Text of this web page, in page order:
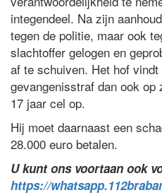
integendeel. Na zijn
tegen de politie, maar ook
slachtoffer gelogen en
af te schuiven. Het hof vindt
gevangenisstraf dan ook
17 jaar cel op.
Hij moet daarnaast een
28.000 euro betalen.
U kunt ons voortaan ook
https://